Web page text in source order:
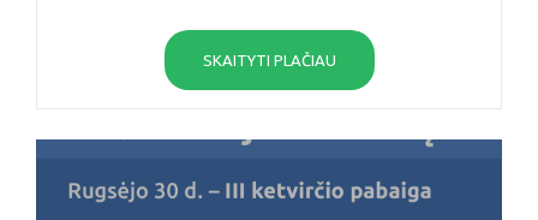
SKAITYTI PLAČIAU